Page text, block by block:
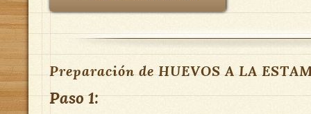
Preparación de HUEVOS A LA
Paso 1: